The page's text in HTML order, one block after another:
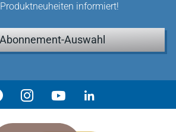
informiert!
Auswahl